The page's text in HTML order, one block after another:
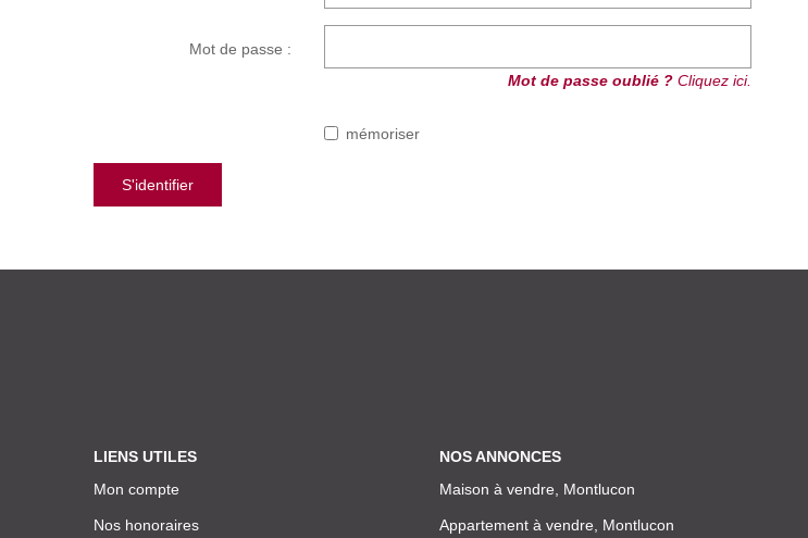
Mot de passe :
Mot de passe oublié ?Cliquez ici.
mémoriser
S'identifier
LIENS UTILES
Mon compte
Nos honoraires
NOS ANNONCES
Maison à vendre, Montlucon
Appartement à vendre, Montlucon